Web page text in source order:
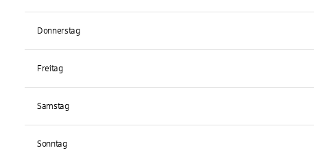
Donnerstag
Freitag
Samstag
Sonntag